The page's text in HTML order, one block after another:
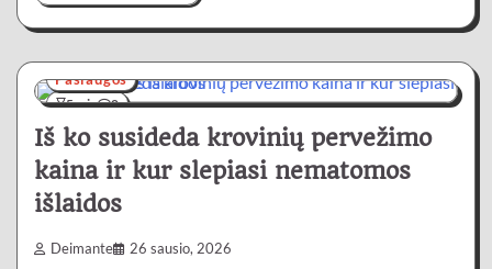
5 min 0
Paslaugos
Iš ko susideda krovinių pervežimo
kaina ir kur slepiasi nematomos
išlaidos
Deimante 26 sausio, 2026